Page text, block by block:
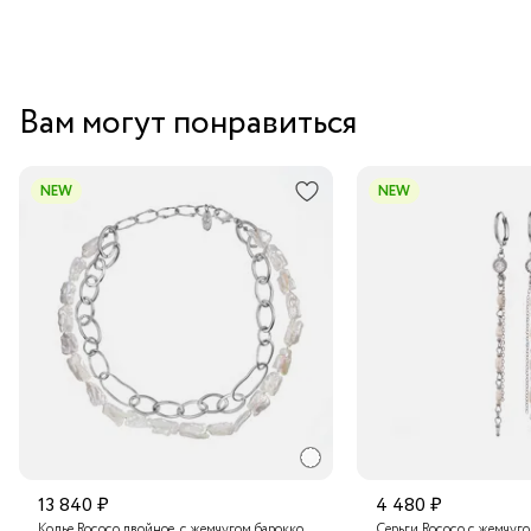
Вам могут понравиться
NEW
13 840 ₽
NEW
4 480 ₽